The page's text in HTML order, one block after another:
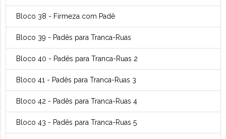
Bloco 38 - Firmeza com Padê
Bloco 39 - Padês para Tranca-Ruas
Bloco 40 - Padês para Tranca-Ruas 2
Bloco 41 - Padês para Tranca-Ruas 3
Bloco 42 - Padês para Tranca-Ruas 4
Bloco 43 - Padês para Tranca-Ruas 5